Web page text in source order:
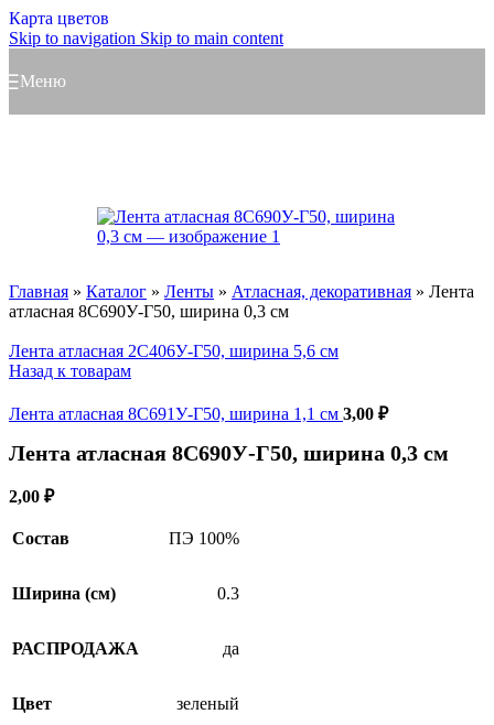
Карта цветов
Skip to navigation Skip to main content
Меню
Главная » Каталог » Ленты » Атласная, декоративная » Лента
атласная 8С690У-Г50, ширина 0,3 см
Лента атласная 2С406У-Г50, ширина 5,6 см
Назад к товарам
Лента атласная 8С691У-Г50, ширина 1,1 см 3,00 ₽
Лента атласная 8С690У-Г50, ширина 0,3 см
2,00 ₽
Состав ПЭ 100%
Ширина (см) 0.3
РАСПРОДАЖА да
Цвет зеленый